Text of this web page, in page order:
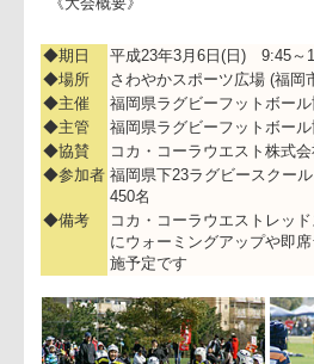
また今年は初めて、豊田将万選
《大会概要》
◆期日
平成23年3月6日(日)
◆場所
さわやかスポーツ広場 (
福岡県ラグビーフットボ
◆主管
福岡県ラグビーフットボ
コカ・コーラウエスト株
◆参加者
福岡県下23ラグビー
450名
◆備考
コカ・コーラウエスト
にウォーミングアップ